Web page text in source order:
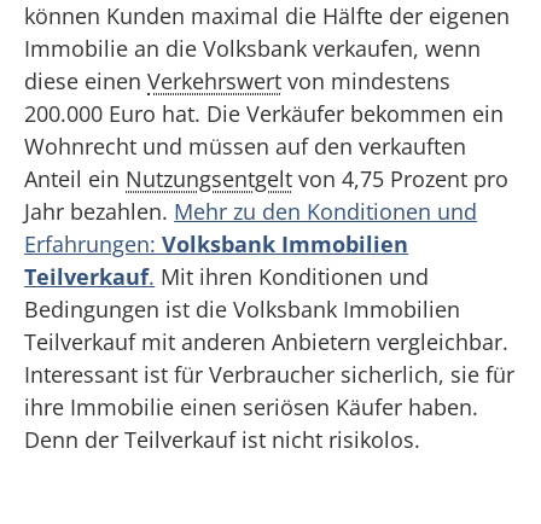
können Kunden maximal die Hälfte der eigenen
Immobilie an die Volksbank verkaufen, wenn
diese einenVerkehrswert von mindestens
200.000 Euro hat. Die Verkäufer bekommen ein
Wohnrecht und müssen auf den verkauften
Anteil ein Nutzungsentgelt von 4,75 Prozent pro
Jahr bezahlen. Mehr zu den Konditionen und
Erfahrungen:Volksbank Immobilien
Teilverkauf. Mit ihren Konditionen und
Bedingungen ist die Volksbank Immobilien
Teilverkauf mit anderen Anbietern vergleichbar.
Interessant ist für Verbraucher sicherlich, sie für
ihre Immobilie einen seriösen Käufer haben.
Denn der Teilverkauf ist nicht risikolos.